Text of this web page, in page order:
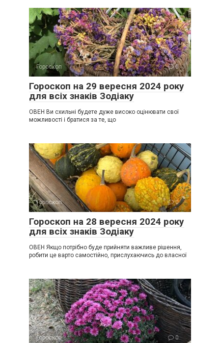
Гороскоп 0
Гороскоп на 29 вересня 2024 року
для всіх знаків Зодіаку
ОВЕН Ви схильні будете дуже високо оцінювати свої
можливості і братися за те, що
Гороскоп 0
Гороскоп на 28 вересня 2024 року
для всіх знаків Зодіаку
ОВЕН Якщо потрібно буде прийняти важливе рішення,
робити це варто самостійно, прислухаючись до власної
Гороскоп 0